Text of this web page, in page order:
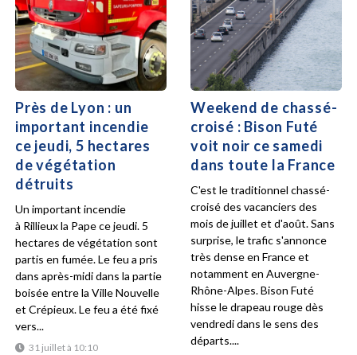
Près de Lyon : un
important incendie
ce jeudi, 5 hectares
de végétation
détruits
31 juillet à 10:10
Un important incendie
à Rillieux la Pape ce jeudi. 5
hectares de végétation sont
partis en fumée. Le feu a pris
dans après-midi dans la partie
boisée entre la Ville Nouvelle
et Crépieux. Le feu a été fixé
vers...
Weekend de chassé-
croisé : Bison Futé
voit noir ce samedi
dans toute la France
C'est le traditionnel chassé-
croisé des vacanciers des
mois de juillet et d'août. Sans
surprise, le trafic s'annonce
très dense en France et
notamment en Auvergne-
Rhône-Alpes. Bison Futé
hisse le drapeau rouge dès
vendredi dans le sens des
départs....